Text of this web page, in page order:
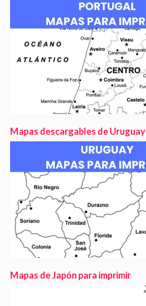
Mapas descargables de Uruguay
Mapas de Japón para imprimir